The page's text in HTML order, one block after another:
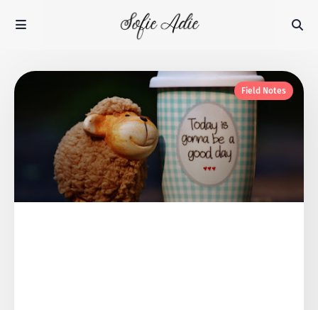
Field Notes